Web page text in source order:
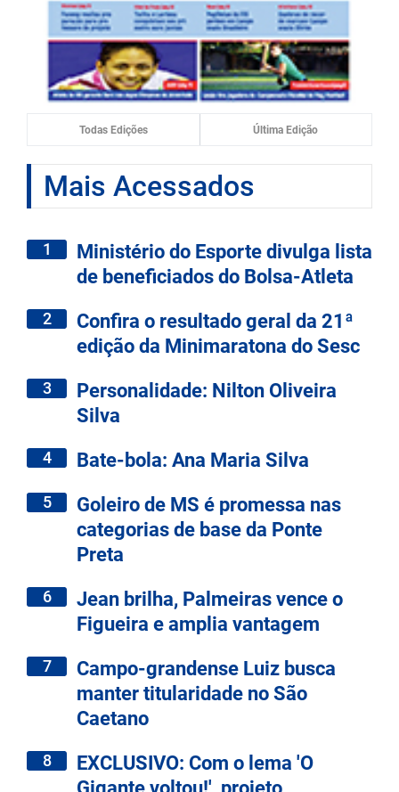
Todas Edições Última Edição
Mais Acessados
1
Ministério do Esporte divulga lista
de beneficiados do Bolsa-Atleta
2
Confira o resultado geral da 21ª
edição da Minimaratona do Sesc
3
Personalidade: Nilton Oliveira
Silva
4 Bate-bola: Ana Maria Silva
5
Goleiro de MS é promessa nas
categorias de base da Ponte
Preta
6
Jean brilha, Palmeiras vence o
Figueira e amplia vantagem
7
Campo-grandense Luiz busca
manter titularidade no São
Caetano
8
EXCLUSIVO: Com o lema 'O